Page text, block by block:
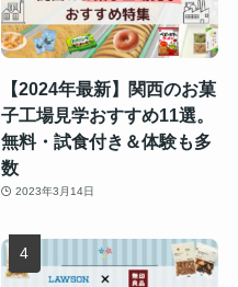
【2024年最新】関西のお菓
子工場見学おすすめ11選。
無料・試食付き＆体験も多
数
2023年3月14日